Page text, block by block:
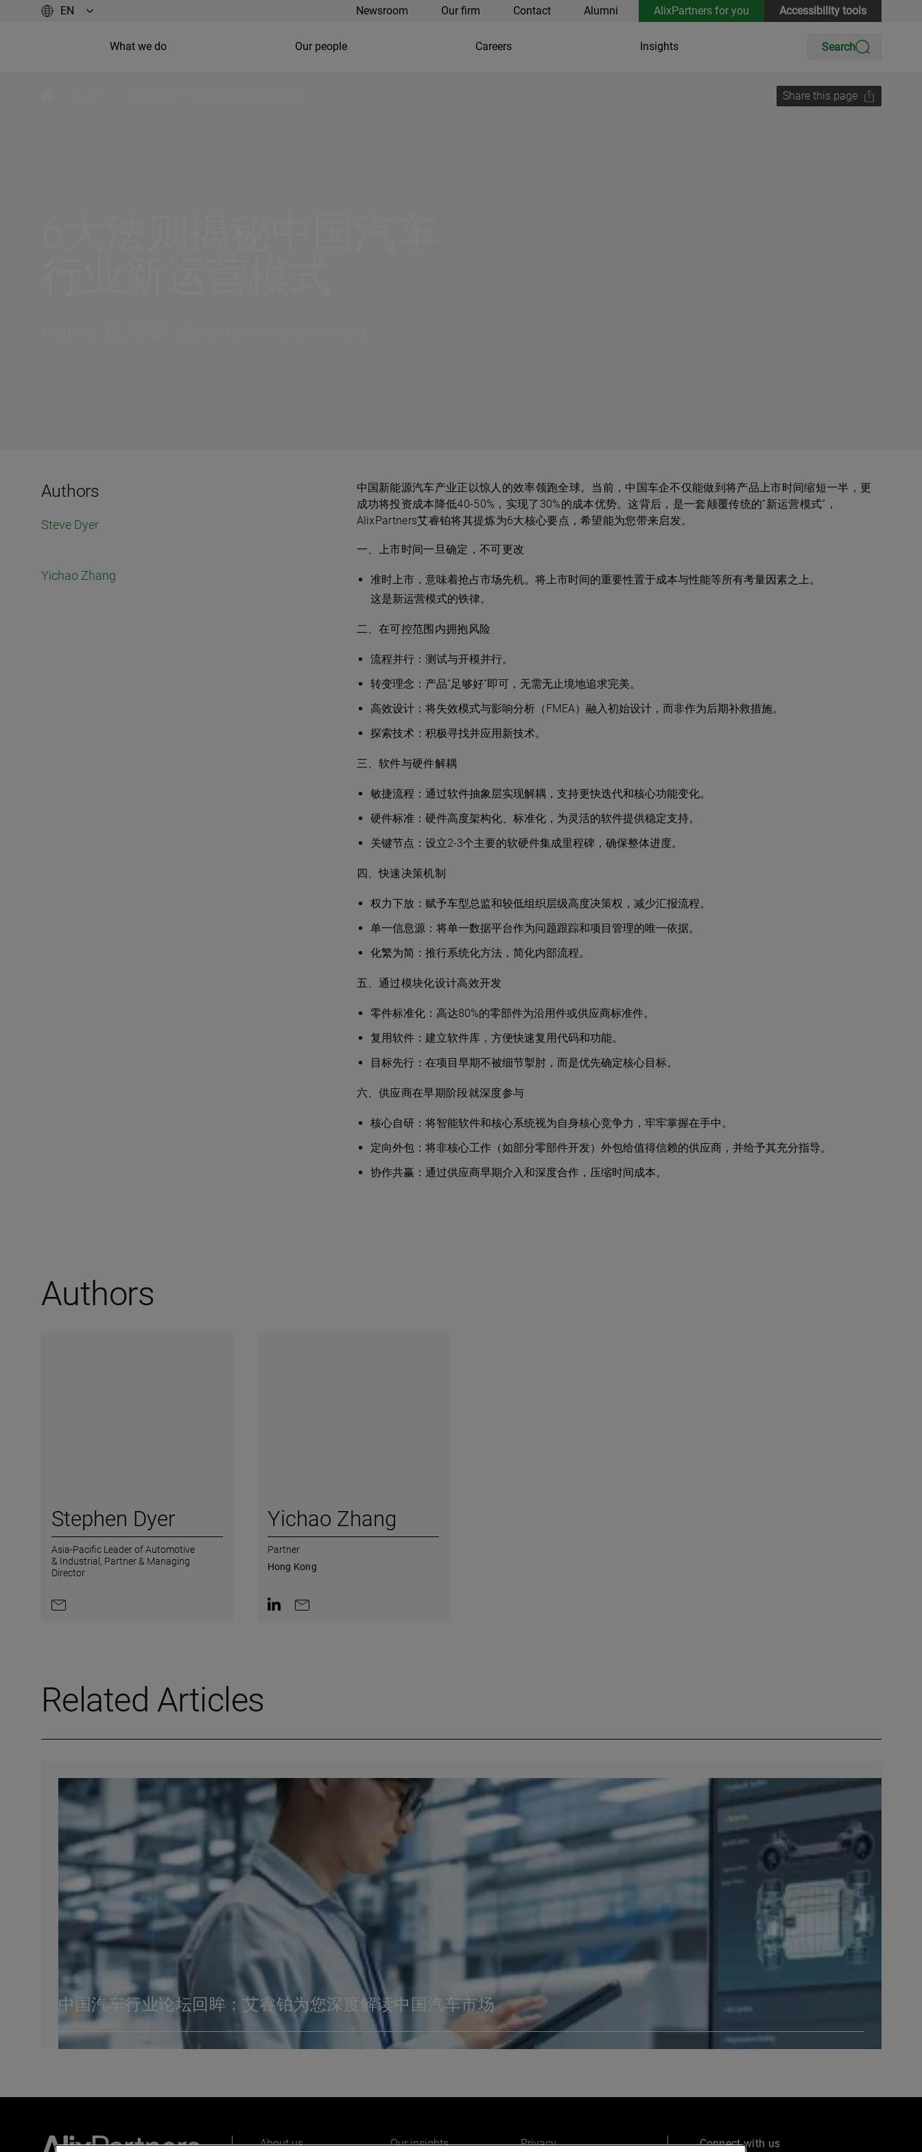
Newsroom Our firm Contact Alumni AlixPartners for you Accessibility tools
What we do Our people Careers Insights Search
Share this page
Authors
Steve Dyer
Yichao Zhang
中国新能源汽车产业正以惊人的效率领跑全球。当前，中国车企不仅能做到将产品上市时间缩短一半，更
成功将投资成本降低40-50%，实现了30%的成本优势。这背后，是一套颠覆传统的“新运营模式”，
AlixPartners艾睿铂将其提炼为6大核心要点，希望能为您带来启发。
一、上市时间一旦确定，不可更改
准时上市，意味着抢占市场先机。将上市时间的重要性置于成本与性能等所有考量因素之上。
这是新运营模式的铁律。
二、在可控范围内拥抱风险
流程并行：测试与开模并行。
转变理念：产品“足够好”即可，无需无止境地追求完美。
高效设计：将失效模式与影响分析（FMEA）融入初始设计，而非作为后期补救措施。
探索技术：积极寻找并应用新技术。
三、软件与硬件解耦
敏捷流程：通过软件抽象层实现解耦，支持更快迭代和核心功能变化。
硬件标准：硬件高度架构化、标准化，为灵活的软件提供稳定支持。
关键节点：设立2-3个主要的软硬件集成里程碑，确保整体进度。
四、快速决策机制
权力下放：赋予车型总监和较低组织层级高度决策权，减少汇报流程。
单一信息源：将单一数据平台作为问题跟踪和项目管理的唯一依据。
化繁为简：推行系统化方法，简化内部流程。
五、通过模块化设计高效开发
零件标准化：高达80%的零部件为沿用件或供应商标准件。
复用软件：建立软件库，方便快速复用代码和功能。
目标先行：在项目早期不被细节掣肘，而是优先确定核心目标。
六、供应商在早期阶段就深度参与
核心自研：将智能软件和核心系统视为自身核心竞争力，牢牢掌握在手中。
定向外包：将非核心工作（如部分零部件开发）外包给值得信赖的供应商，并给予其充分指导。
协作共赢：通过供应商早期介入和深度合作，压缩时间成本。
Authors
Stephen Dyer
Asia-Pacific Leader of Automotive
& Industrial, Partner & Managing
Director
Yichao Zhang
Partner
Hong Kong
Related Articles
中国汽车行业论坛回眸：艾睿铂为您深度解读中国汽车市场
About us Our insights Privacy Connect with us